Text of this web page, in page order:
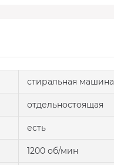
стиральная машина
отдельностоящая
есть
1200 об/мин